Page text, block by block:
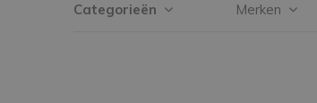
Categorieën Merken